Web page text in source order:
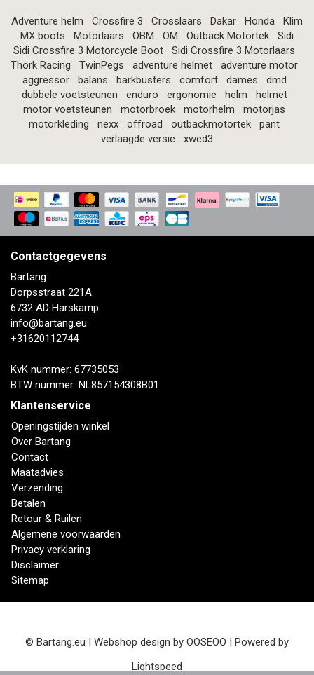
Adventure helm Crossfire 3 Crosslaars Dakar Honda
Klim
MX boots
Motorlaars OBM OM Outback Motortek
Sidi
Sidi Crossfire 3 Motorcycle Boot
Sidi Crossfire 3 Motorlaars
Thork Racing
TwinPegs adventure helmet
adventure motor
aggressor
balans barkbusters comfort dames
dmd
dubbele voetsteunen
enduro ergonomie helm
helmet
motor voetsteunen
motorbroek motorhelm
motorjas
motorkleding
nexx offroad outbackmotortek
pant
verlaagde versie
xwed3
Contactgegevens
Bartang
Dorpsstraat 221A
6732 AD Harskamp
info@bartang.eu
+31620112744
KvK nummer: 67735053
BTW nummer: NL857154308B01
Klantenservice
Openingstijden winkel
Over Bartang
Contact
Maatadvies
Verzending
Betalen
Retour & Ruilen
Algemene voorwaarden
Privacy verklaring
Disclaimer
Sitemap
© Bartang.eu | Webshop design by OOSEOO | Powered by
Lightspeed